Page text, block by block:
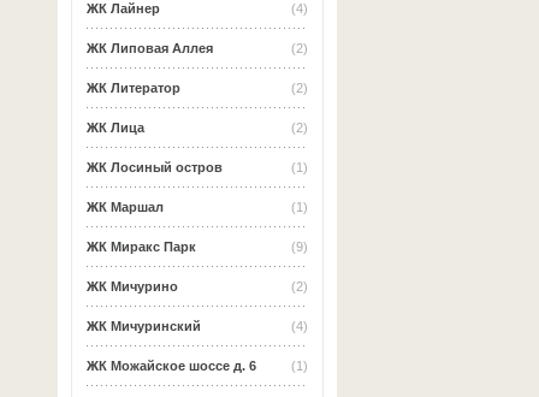
(4)
ЖК Лайнер
(2)
ЖК Липовая Аллея
(2)
ЖК Литератор
(2)
ЖК Лица
(1)
ЖК Лосиный остров
(1)
ЖК Маршал
(9)
ЖК Миракс Парк
(2)
ЖК Мичурино
(4)
ЖК Мичуринский
(1)
ЖК Можайское шоссе д. 6